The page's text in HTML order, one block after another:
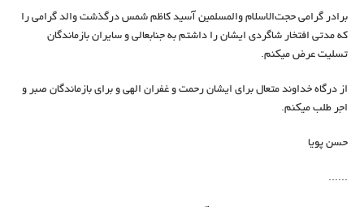
برادر گرامی حجت‌الاسلام والمسلمین آسید کاظم شمس درگذشت والد گرامی را
که مدتی افتخار شاگردی ایشان را داشتم به جنابعالی و سایران بازماندگان
تسلیت عرض میکنم.
از درگاه خداوند متعال برای ایشان رحمت و غفران الهی و برای بازماندگان صبر و
اجر طلب میکنم.
حسن پویا
......